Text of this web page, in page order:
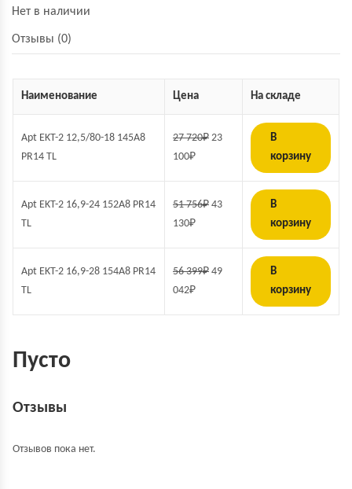
Нет в наличии
Отзывы (0)
Наименование Цена На складе
Apt EKT-2 12,5/80-18 145A8
PR14 TL
27 720₽ 23
100₽
В
корзину
Apt EKT-2 16,9-24 152A8 PR14
TL
51 756₽ 43
130₽
В
корзину
Apt EKT-2 16,9-28 154A8 PR14
TL
56 399₽ 49
042₽
В
корзину
Пусто
Отзывы
Отзывов пока нет.